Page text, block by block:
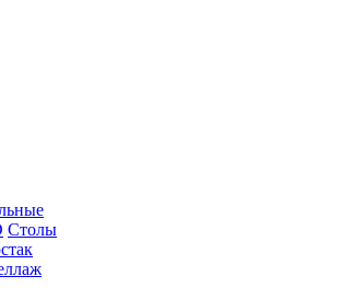
Столы